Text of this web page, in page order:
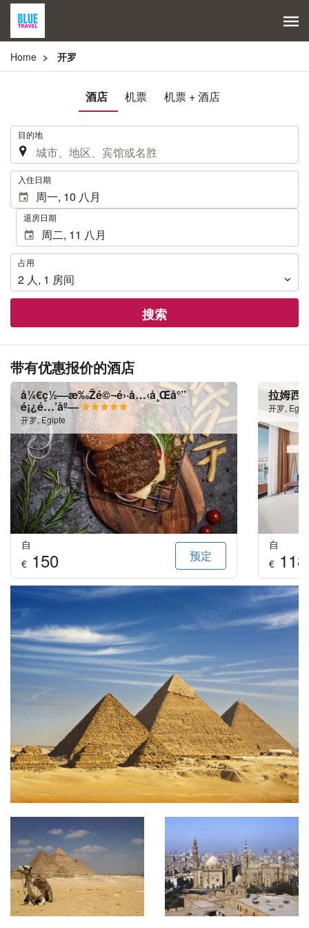
Home 开罗
酒店 机票 机票 + 酒店
. 目的地
. 入住日期
退房日期
占
用
占用
2 人, 1 房间
搜索
带有优惠报价的酒店
å¼€ç½—æ‰Žé©¬é›·å…‹å¸Œå°”
é¡¿é…’åº—
开罗, Egipte
自
€ 150 预定
拉姆西
开罗,
自
€118